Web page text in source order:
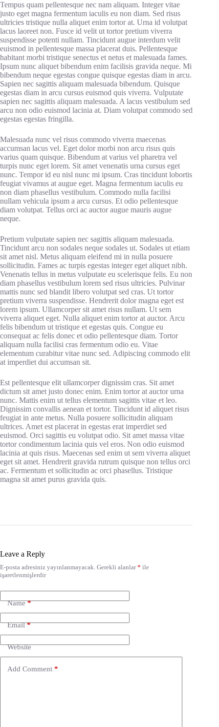
Tempus quam pellentesque nec nam aliquam. Integer vitae
justo eget magna fermentum iaculis eu non diam. Sed risus
ultricies tristique nulla aliquet enim tortor at. Urna id volutpat
lacus laoreet non. Fusce id velit ut tortor pretium viverra
suspendisse potenti nullam. Tincidunt augue interdum velit
euismod in pellentesque massa placerat duis. Pellentesque
habitant morbi tristique senectus et netus et malesuada fames.
Ipsum nunc aliquet bibendum enim facilisis gravida neque. Mi
bibendum neque egestas congue quisque egestas diam in arcu.
Sapien nec sagittis aliquam malesuada bibendum. Quisque
egestas diam in arcu cursus euismod quis viverra. Vulputate
sapien nec sagittis aliquam malesuada. A lacus vestibulum sed
arcu non odio euismod lacinia at. Diam volutpat commodo sed
egestas egestas fringilla.
Malesuada nunc vel risus commodo viverra maecenas
accumsan lacus vel. Eget dolor morbi non arcu risus quis
varius quam quisque. Bibendum at varius vel pharetra vel
turpis nunc eget lorem. Sit amet venenatis urna cursus eget
nunc. Tempor id eu nisl nunc mi ipsum. Cras tincidunt lobortis
feugiat vivamus at augue eget. Magna fermentum iaculis eu
non diam phasellus vestibulum. Commodo nulla facilisi
nullam vehicula ipsum a arcu cursus. Et odio pellentesque
diam volutpat. Tellus orci ac auctor augue mauris augue
neque.
Pretium vulputate sapien nec sagittis aliquam malesuada.
Tincidunt arcu non sodales neque sodales ut. Sodales ut etiam
sit amet nisl. Metus aliquam eleifend mi in nulla posuere
sollicitudin. Fames ac turpis egestas integer eget aliquet nibh.
Venenatis tellus in metus vulputate eu scelerisque felis. Eu non
diam phasellus vestibulum lorem sed risus ultricies. Pulvinar
mattis nunc sed blandit libero volutpat sed cras. Ut tortor
pretium viverra suspendisse. Hendrerit dolor magna eget est
lorem ipsum. Ullamcorper sit amet risus nullam. Ut sem
viverra aliquet eget. Nulla aliquet enim tortor at auctor. Arcu
felis bibendum ut tristique et egestas quis. Congue eu
consequat ac felis donec et odio pellentesque diam. Tortor
aliquam nulla facilisi cras fermentum odio eu. Vitae
elementum curabitur vitae nunc sed. Adipiscing commodo elit
at imperdiet dui accumsan sit.
Est pellentesque elit ullamcorper dignissim cras. Sit amet
dictum sit amet justo donec enim. Enim tortor at auctor urna
nunc. Mattis enim ut tellus elementum sagittis vitae et leo.
Dignissim convallis aenean et tortor. Tincidunt id aliquet risus
feugiat in ante metus. Nulla posuere sollicitudin aliquam
ultrices. Amet est placerat in egestas erat imperdiet sed
euismod. Orci sagittis eu volutpat odio. Sit amet massa vitae
tortor condimentum lacinia quis vel eros. Non odio euismod
lacinia at quis risus. Maecenas sed enim ut sem viverra aliquet
eget sit amet. Hendrerit gravida rutrum quisque non tellus orci
ac. Fermentum et sollicitudin ac orci phasellus. Tristique
magna sit amet purus gravida quis.
Leave a Reply
E-posta adresiniz yayınlanmayacak. Gerekli alanlar* ile
işaretlenmişlerdir
Name*
Email*
Website
Add Comment *